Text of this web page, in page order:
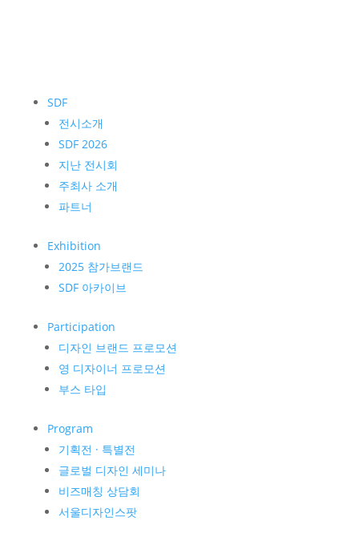
SDF
전시소개
SDF 2026
지난 전시회
주최사 소개
파트너
Exhibition
2025 참가브랜드
SDF 아카이브
Participation
디자인 브랜드 프로모션
영 디자이너 프로모션
부스 타입
Program
기획전 · 특별전
글로벌 디자인 세미나
비즈매칭 상담회
서울디자인스팟